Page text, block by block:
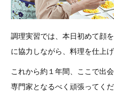
調理実習では、本日初めて顔
に協力しながら、料理を仕上げ
これから約１年間、ここで出
専門家となるべく頑張ってくだ